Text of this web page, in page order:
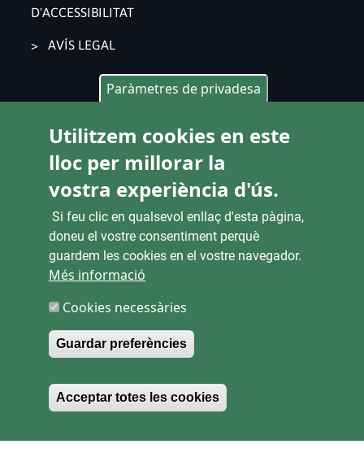
D'ACCESSIBILITAT
AVÍS LEGAL
Pl. Ajuntament 9, 2° 46002. València
963 53 37 90
CANALS D'ATENCIÓ CIUTADANA
SEU ELECTRÒNICA
TRANSPARÈNCIA
Paràmetres de privadesa
Utilitzem cookies en este
lloc per millorar la
vostra experiència d'ús.
Si feu clic en qualsevol enllaç d'esta pàgina,
doneu el vostre consentiment perquè
guardem les cookies en el vostre navegador.
Més informació
Cookies necessàries
Guardar preferències
Acceptar totes les cookies